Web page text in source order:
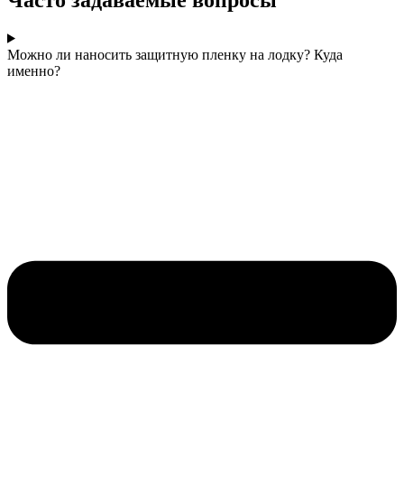
Можно ли наносить защитную пленку на лодку? Куда
именно?